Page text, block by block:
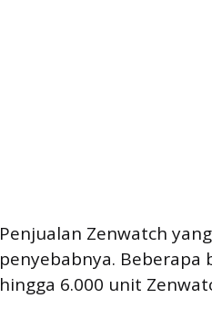
Penjualan Zenwatch
penyebabnya. Beberapa
hingga 6.000 unit